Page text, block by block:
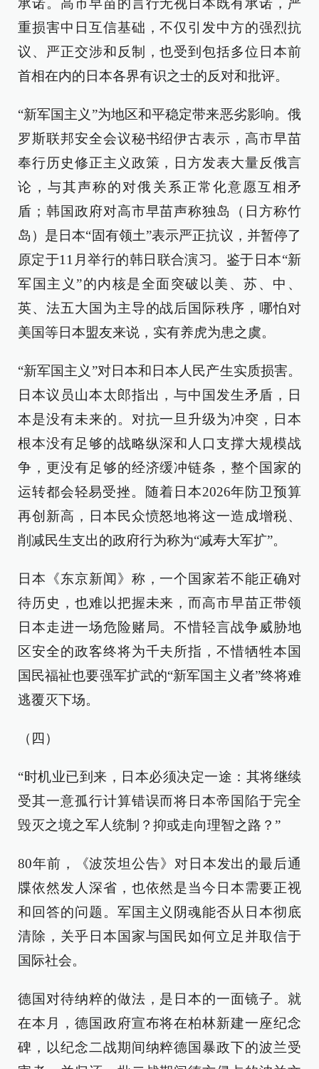
承诺。高市早苗的言行无视日本既有承诺，严
重损害中日互信基础，不仅引发中方的强烈抗
议、严正交涉和反制，也受到包括多位日本前
首相在内的日本各界有识之士的反对和批评。
“新军国主义”为地区和平稳定带来恶劣影响。俄
罗斯联邦安全会议秘书绍伊古表示，高市早苗
奉行历史修正主义政策，日方发表大量反俄言
论，与其声称的对俄关系正常化意愿互相矛
盾；韩国政府对高市早苗声称独岛（日方称竹
岛）是日本“固有领土”表示严正抗议，并暂停了
原定于11月举行的韩日联合演习。鉴于日本“新
军国主义”的内核是全面突破以美、苏、中、
英、法五大国为主导的战后国际秩序，哪怕对
美国等日本盟友来说，实有养虎为患之虞。
“新军国主义”对日本和日本人民产生实质损害。
日本议员山本太郎指出，与中国发生矛盾，日
本是没有未来的。对抗一旦升级为冲突，日本
根本没有足够的战略纵深和人口支撑大规模战
争，更没有足够的经济缓冲链条，整个国家的
运转都会轻易受挫。随着日本2026年防卫预算
再创新高，日本民众愤怒地将这一造成增税、
削减民生支出的政府行为称为“减寿大军扩”。
日本《东京新闻》称，一个国家若不能正确对
待历史，也难以把握未来，而高市早苗正带领
日本走进一场危险赌局。不惜轻言战争威胁地
区安全的政客终将为千夫所指，不惜牺牲本国
国民福祉也要强军扩武的“新军国主义者”终将难
逃覆灭下场。
（四）
“时机业已到来，日本必须决定一途：其将继续
受其一意孤行计算错误而将日本帝国陷于完全
毁灭之境之军人统制？抑或走向理智之路？”
80年前，《波茨坦公告》对日本发出的最后通
牒依然发人深省，也依然是当今日本需要正视
和回答的问题。军国主义阴魂能否从日本彻底
清除，关乎日本国家与国民如何立足并取信于
国际社会。
德国对待纳粹的做法，是日本的一面镜子。就
在本月，德国政府宣布将在柏林新建一座纪念
碑，以纪念二战期间纳粹德国暴政下的波兰受